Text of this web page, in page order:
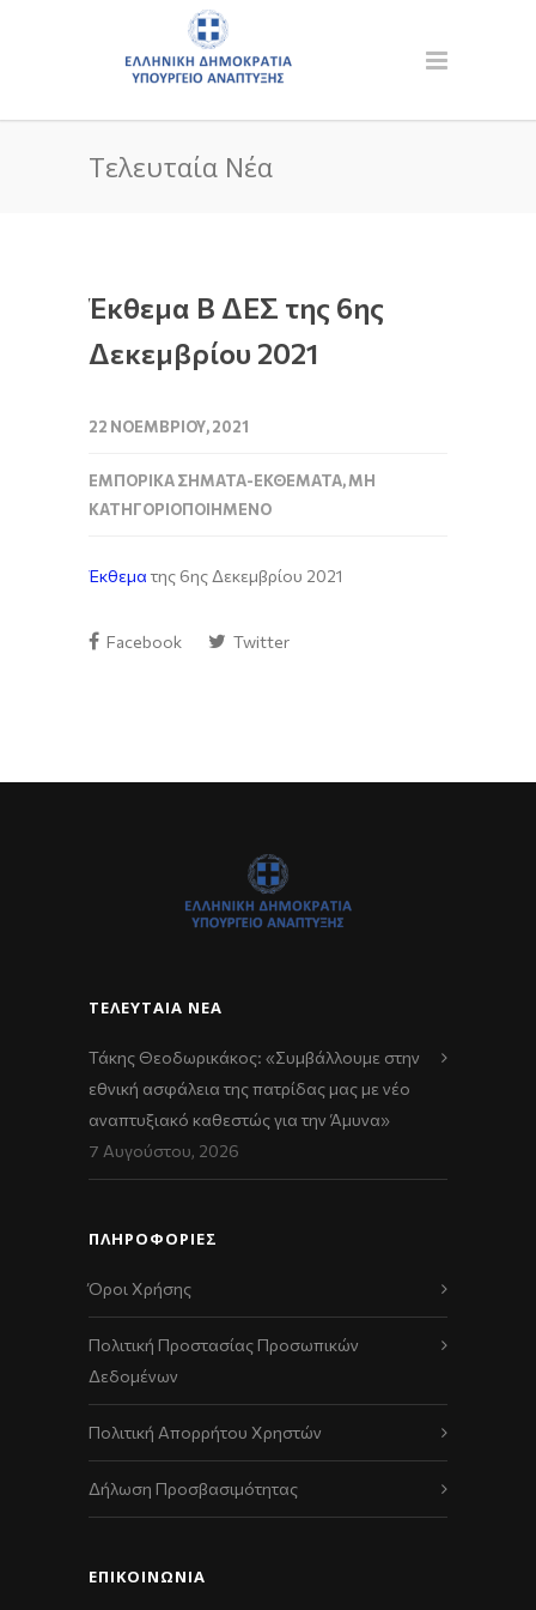
Τελευταία Νέα
Έκθεμα Β ΔΕΣ της 6ης
Δεκεμβρίου 2021
22 ΝΟΕΜΒΡΊΟΥ, 2021
ΕΜΠΟΡΙΚΆ ΣΉΜΑΤΑ-ΕΚΘΈΜΑΤΑ,ΜΗ
ΚΑΤΗΓΟΡΙΟΠΟΙΗΜΈΝΟ
Έκθεμα της 6ης Δεκεμβρίου 2021
Facebook Twitter
ΤΕΛΕΥΤΑΊΑ ΝΈΑ
Τάκης Θεοδωρικάκος: «Συμβάλλουμε στην
εθνική ασφάλεια της πατρίδας μας με νέο
αναπτυξιακό καθεστώς για την Άμυνα»
7 Αυγούστου, 2026
ΠΛΗΡΟΦΟΡΙΕΣ
Όροι Χρήσης
Πολιτική Προστασίας Προσωπικών
Δεδομένων
Πολιτική Απορρήτου Χρηστών
Δήλωση Προσβασιμότητας
ΕΠΙΚΟΙΝΩΝΊΑ